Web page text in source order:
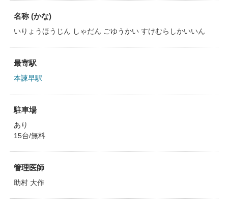
名称 (かな)
いりょうほうじん しゃだん ごゆうかい すけむらしかいいん
最寄駅
本諫早駅
駐車場
あり
15台/無料
管理医師
助村 大作